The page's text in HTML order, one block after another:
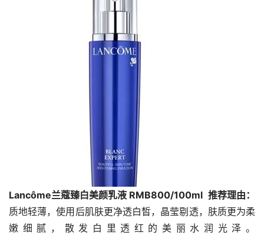
Lancôme兰蔻臻白美颜乳液 RMB800/100ml 推荐理由：
质地轻薄，使用后肌肤更净透白皙，晶莹剔透，肤质更为柔
嫩细腻，散发白里透红的美丽水润光泽。